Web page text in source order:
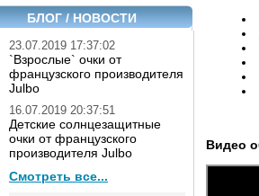
БЛОГ / НОВОСТИ
23.07.2019 17:37:02
`Взрослые` очки от
французского производителя
Julbo
16.07.2019 20:37:51
Детские солнцезащитные
очки от французского
производителя Julbo
Смотреть все...
Видео